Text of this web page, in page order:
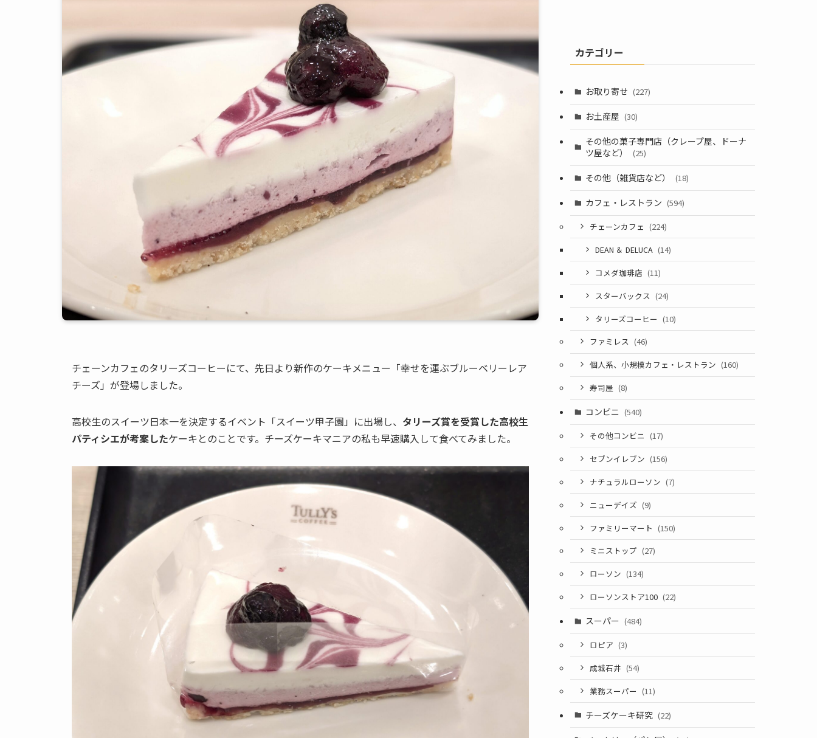
チェーンカフェのタリーズコーヒーにて、先日より新作のケーキメニュー「幸せを運ぶブルーベリーレア
チーズ」が登場しました。
高校生のスイーツ日本一を決定するイベント「スイーツ甲子園」に出場し、 タリーズ賞を受賞した高校生
パティシエが考案したケーキとのことです。チーズケーキマニアの私も早速購入して食べてみました。
カテゴリー
お取り寄せ (227)
お土産屋 (30)
その他の菓子専門店（クレープ屋、ドーナ
ツ屋など）
(25)
その他（雑貨店など） (18)
カフェ・レストラン (594)
チェーンカフェ (224)
DEAN ＆ DELUCA (14)
コメダ珈琲店 (11)
スターバックス (24)
タリーズコーヒー (10)
ファミレス (46)
個人系、小規模カフェ・レストラン (160)
寿司屋 (8)
コンビニ (540)
その他コンビニ (17)
セブンイレブン (156)
ナチュラルローソン (7)
ニューデイズ (9)
ファミリーマート (150)
ミニストップ (27)
ローソン (134)
ローソンストア100 (22)
スーパー (484)
ロピア (3)
成城石井 (54)
業務スーパー (11)
チーズケーキ研究 (22)